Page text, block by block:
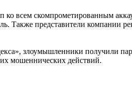
ко всем скомпрометированным
Также представители компании
злоумышленники получили
мошеннических действий.